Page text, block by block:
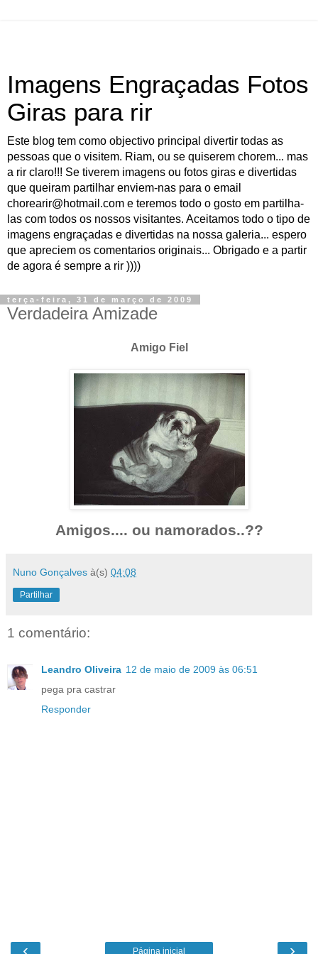
Imagens Engraçadas Fotos
Giras para rir
Este blog tem como objectivo principal divertir todas as
pessoas que o visitem. Riam, ou se quiserem chorem... mas
a rir claro!!! Se tiverem imagens ou fotos giras e divertidas
que queiram partilhar enviem-nas para o email
chorearir@hotmail.com e teremos todo o gosto em partilha-
las com todos os nossos visitantes. Aceitamos todo o tipo de
imagens engraçadas e divertidas na nossa galeria... espero
que apreciem os comentarios originais... Obrigado e a partir
de agora é sempre a rir ))))
terça-feira, 31 de março de 2009
Verdadeira Amizade
Amigo Fiel
Amigos.... ou namorados..??
Nuno Gonçalves à(s) 04:08
Partilhar
1 comentário:
Leandro Oliveira 12 de maio de 2009 às 06:51
pega pra castrar
Responder
‹ ›
Página inicial